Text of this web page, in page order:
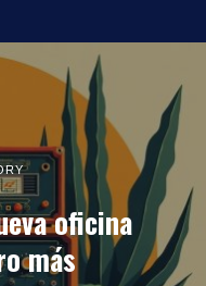
oficina
más